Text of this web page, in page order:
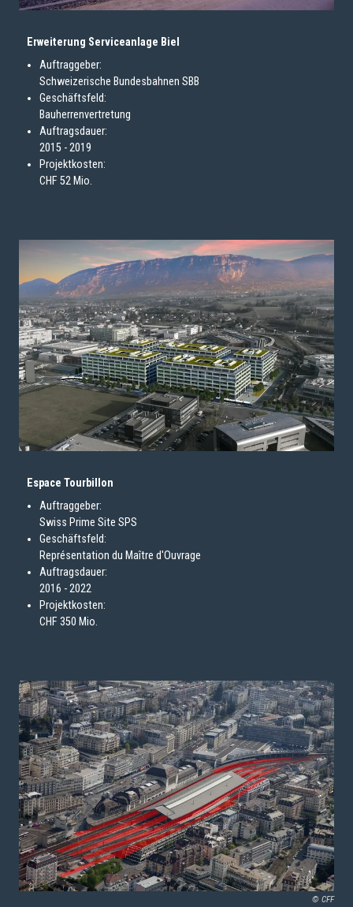
Erweiterung Serviceanlage Biel
Auftraggeber:
Schweizerische Bundesbahnen SBB
Geschäftsfeld:
Bauherrenvertretung
Auftragsdauer:
2015 - 2019
Projektkosten:
CHF 52 Mio.
Espace Tourbillon
Auftraggeber:
Swiss Prime Site SPS
Geschäftsfeld:
Représentation du Maître d'Ouvrage
Auftragsdauer:
2016 - 2022
Projektkosten:
CHF 350 Mio.
© CFF